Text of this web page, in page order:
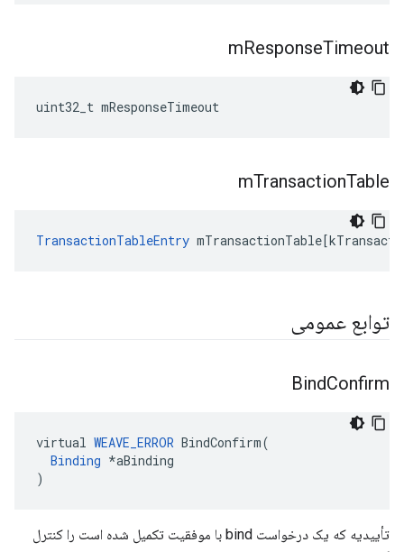
mResponseTimeout
uint32_t mResponseTimeout
mTransactionTable
TransactionTableEntry mTransactionTable[
توابع عمومی
BindConfirm
virtual WEAVE_ERROR BindConfirm(
Binding *aBinding
)
تأییدیه که یک درخواست bind با موفقیت تکمیل شده است را کنترل